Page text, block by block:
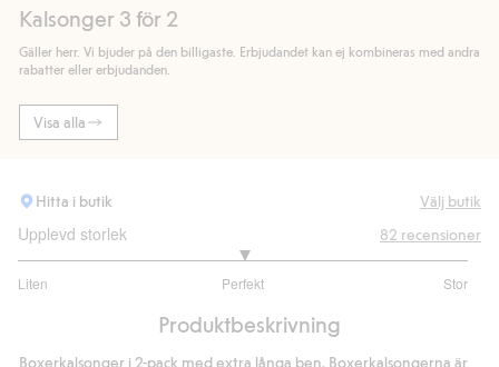
Kalsonger 3 för 2
Gäller herr. Vi bjuder på den billigaste. Erbjudandet kan ej kombineras med andra
rabatter eller erbjudanden.
Visa alla
Hitta i butik Välj butik
Upplevd storlek
Liten Perfekt Stor
utav
50
82 recensioner
Produktbeskrivning
Boxerkalsonger i 2-pack med extra långa ben. Boxerkalsongerna är